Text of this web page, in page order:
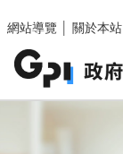
網站導覽
關於本站